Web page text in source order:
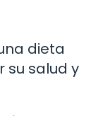
dieta
salud y